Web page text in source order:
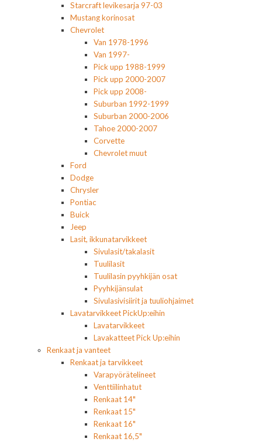
Starcraft levikesarja 97-03
Mustang korinosat
Chevrolet
Van 1978-1996
Van 1997-
Pick upp 1988-1999
Pick upp 2000-2007
Pick upp 2008-
Suburban 1992-1999
Suburban 2000-2006
Tahoe 2000-2007
Corvette
Chevrolet muut
Ford
Dodge
Chrysler
Pontiac
Buick
Jeep
Lasit, ikkunatarvikkeet
Sivulasit/takalasit
Tuulilasit
Tuulilasin pyyhkijän osat
Pyyhkijänsulat
Sivulasivisiirit ja tuuliohjaimet
Lavatarvikkeet PickUp:eihin
Lavatarvikkeet
Lavakatteet Pick Up:eihin
Renkaat ja vanteet
Renkaat ja tarvikkeet
Varapyörätelineet
Venttiilinhatut
Renkaat 14"
Renkaat 15"
Renkaat 16"
Renkaat 16,5"